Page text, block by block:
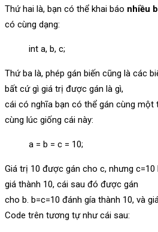
Thứ hai là, bạn có thể khai báo nhiều
có cùng dạng:
int a, b, c;
Thứ ba là, phép gán biến cũng là các
bất cứ gì giá trị được gán là gì,
cái có nghĩa bạn có thể gán cùng một
cùng lúc giống cái này:
a = b = c = 10;
Giá trị 10 được gán cho c, nhưng
giá thành 10, cái sau đó được gán
cho b. b=c=10 đánh gía thành 10, và
Code trên tương tự như cái sau: